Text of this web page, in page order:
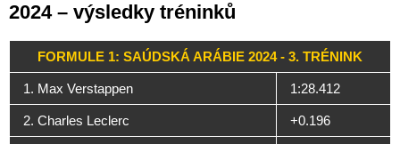
2024 – výsledky tréninků
FORMULE 1: SAÚDSKÁ ARÁBIE 2024 - 3. TRÉNINK
1. Max Verstappen 1:28.412
2. Charles Leclerc +0.196